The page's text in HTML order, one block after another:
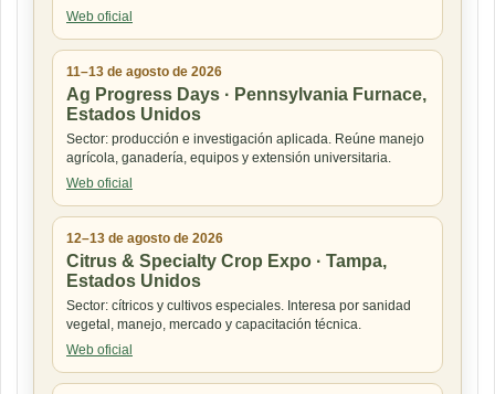
Web oficial
11–13 de agosto de 2026
Ag Progress Days · Pennsylvania Furnace,
Estados Unidos
Sector: producción e investigación aplicada. Reúne manejo
agrícola, ganadería, equipos y extensión universitaria.
Web oficial
12–13 de agosto de 2026
Citrus & Specialty Crop Expo · Tampa,
Estados Unidos
Sector: cítricos y cultivos especiales. Interesa por sanidad
vegetal, manejo, mercado y capacitación técnica.
Web oficial